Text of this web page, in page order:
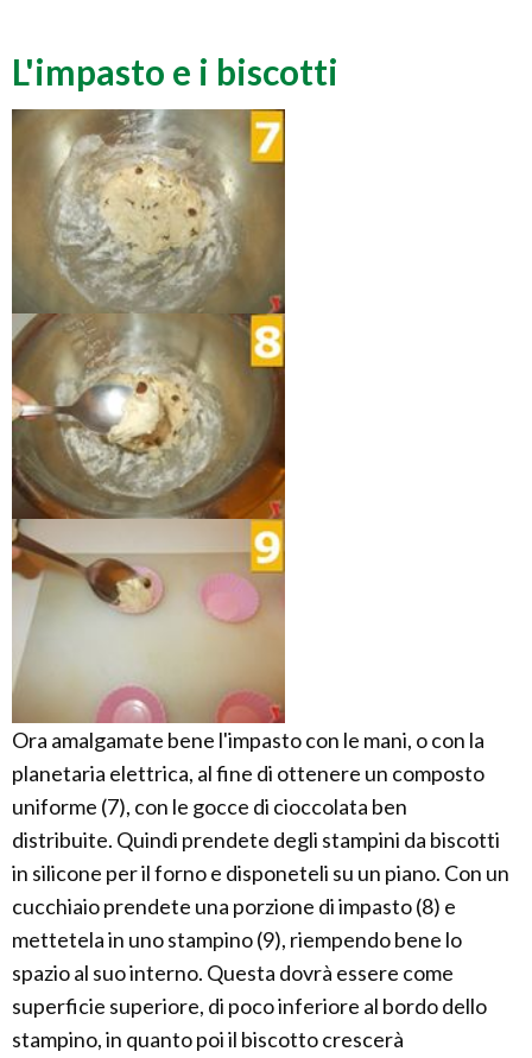
L'impasto e i biscotti
Ora amalgamate bene l'impasto con le mani, o con la
planetaria elettrica, al fine di ottenere un composto
uniforme (7), con le gocce di cioccolata ben
distribuite. Quindi prendete degli stampini da biscotti
in silicone per il forno e disponeteli su un piano. Con un
cucchiaio prendete una porzione di impasto (8) e
mettetela in uno stampino (9), riempendo bene lo
spazio al suo interno. Questa dovrà essere come
superficie superiore, di poco inferiore al bordo dello
stampino, in quanto poi il biscotto crescerà